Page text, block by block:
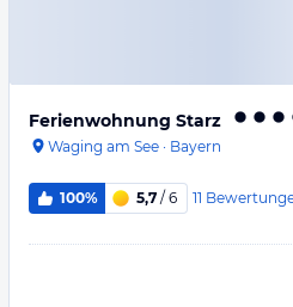
Ferienwohnung Starz
Waging am See · Bayern
100% 5,7 / 6 11